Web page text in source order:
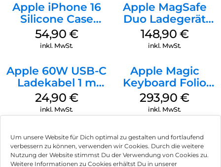
Um unsere Website für Dich optimal zu gestalten und fortlaufend
verbessern zu können, verwenden wir Cookies. Durch die weitere
Nutzung der Website stimmst Du der Verwendung von Cookies zu.
Weitere Informationen zu Cookies erhältst Du in unserer
Apple iPhone 16
Silicone Case
MagSafe Lake
Green
54,90 €
inkl. MwSt.
Apple MagSafe
Duo Ladegerät
Weiß
148,90 €
inkl. MwSt.
Apple 60W USB-C
Ladekabel 1 m
Weiß
24,90 €
inkl. MwSt.
Apple Magic
Keyboard Folio
iPad 10.9″ (10.Gen.)
Weiß
293,90€
inkl. MwSt.
Impressum